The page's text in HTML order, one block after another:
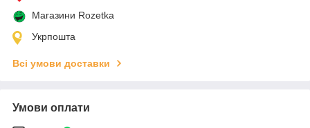
Магазини Rozetka
Укрпошта
Всі умови доставки
Умови оплати